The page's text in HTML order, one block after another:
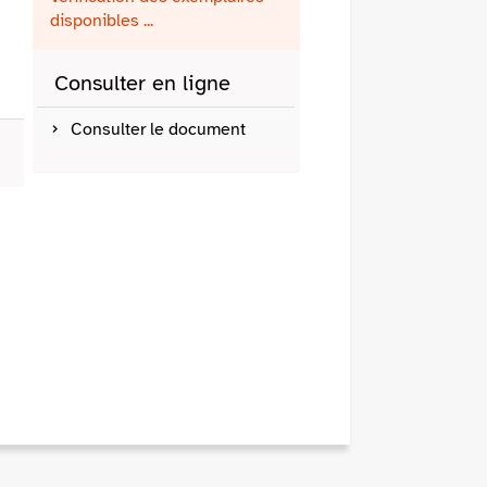
disponibles ...
Consulter en ligne
Consulter le document